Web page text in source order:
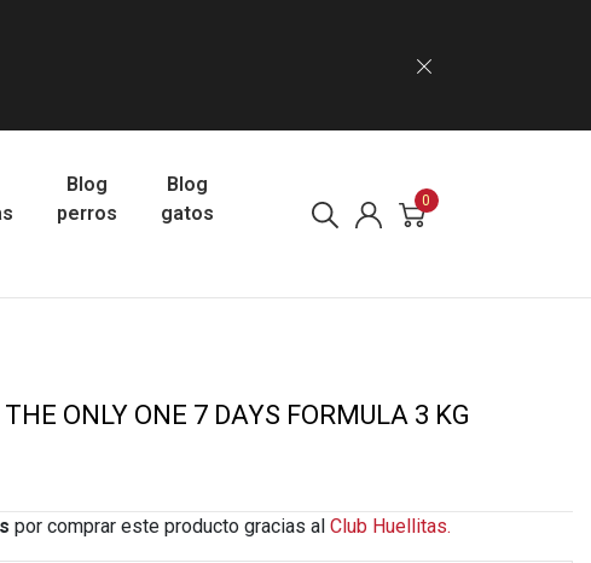
Blog
perros
Blog
gatos
0
ONLY ONE 7 DAYS FORMULA 3 KG
por comprar este producto gracias al Club Huellitas.